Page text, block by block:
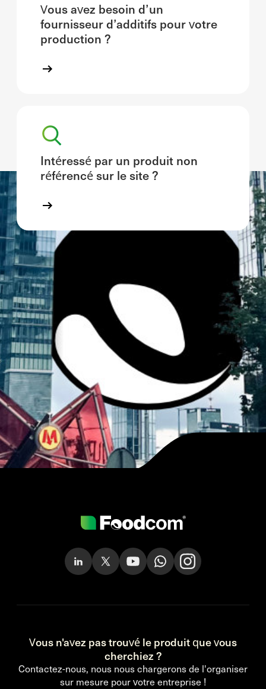
Vous avez besoin d’un
fournisseur d’additifs pour votre
production ?
Intéressé par un produit non
référencé sur le site ?
Vous n'avez pas trouvé le produit que vous
cherchiez ?
Contactez-nous, nous nous chargerons de l'organiser
sur mesure pour votre entreprise !